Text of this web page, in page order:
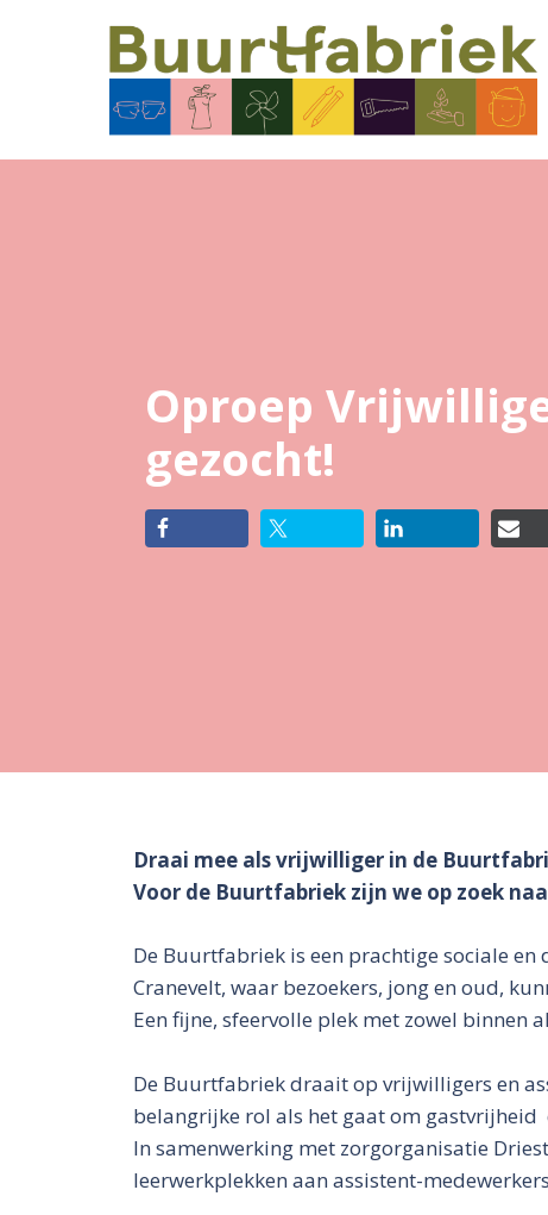
Oproep
gezocht!
Draai mee als vrijwilliger in de
Voor de Buurtfabriek zijn we op zoek
De Buurtfabriek is een prachtige sociale
Cranevelt, waar bezoekers, jong en oud,
Een fijne, sfeervolle plek met zowel binnen
De Buurtfabriek draait op vrijwilligers en
belangrijke rol als het gaat om gastvrijheid
In samenwerking met zorgorganisatie
leerwerkplekken aan assistent-